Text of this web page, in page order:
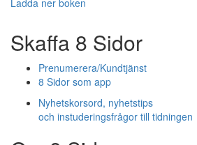
Ladda ner boken
Skaffa 8 Sidor
Prenumerera/Kundtjänst
8 Sidor som app
Nyhetskorsord, nyhetstips
och instuderingsfrågor till tidningen